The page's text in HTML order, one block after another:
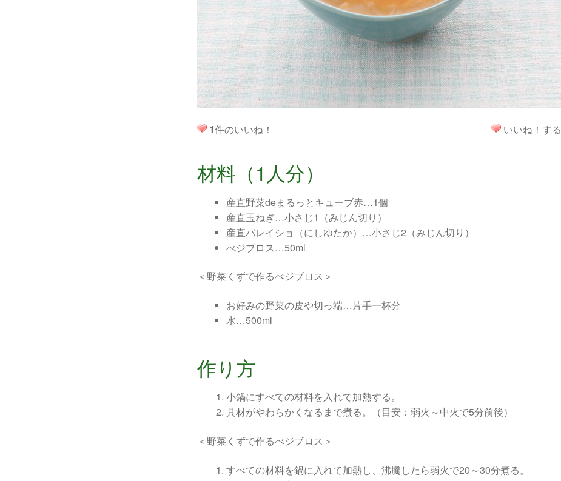
1件のいいね！ いいね！する
材料（1人分）
産直野菜deまるっとキューブ赤…1個
産直玉ねぎ…小さじ1（みじん切り）
産直バレイショ（にしゆたか）…小さじ2（みじん切り）
べジブロス…50ml
＜野菜くずで作るべジブロス＞
お好みの野菜の皮や切っ端…片手一杯分
水…500ml
作り方
小鍋にすべての材料を入れて加熱する。
具材がやわらかくなるまで煮る。（目安：弱火～中火で5分前後）
＜野菜くずで作るべジブロス＞
すべての材料を鍋に入れて加熱し、沸騰したら弱火で20～30分煮る。